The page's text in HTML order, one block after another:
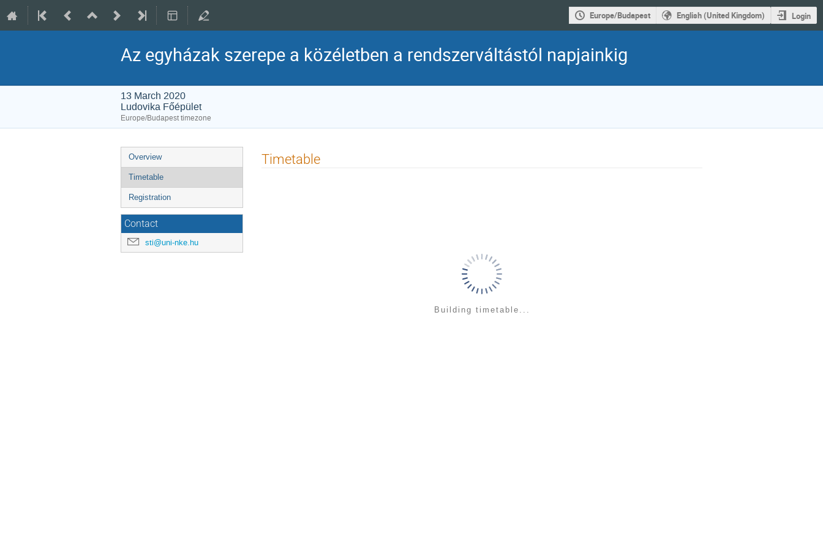
Europe/Budapest English (United Kingdom) Login
Az egyházak szerepe a közéletben a rendszerváltástól napjainkig
13 March 2020
Ludovika Főépület
Europe/Budapest timezone
Event
menu
Overview
Timetable
Registration
Contact
sti@uni-nke.hu
Timetable
Building timetable...